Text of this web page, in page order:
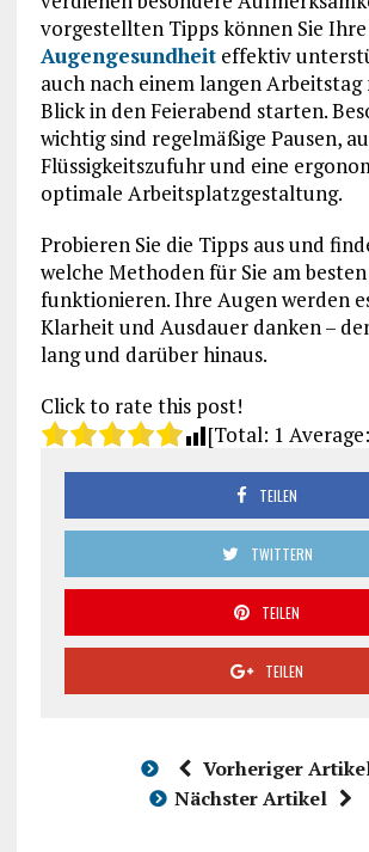
vorgestellten Tipps können Sie Ihre
Augengesundheiteffektiv
auch nach einem langen
Blick in den Feierabend starten.
wichtig sind regelmäßige Pausen,
Flüssigkeitszufuhr und eine
optimale Arbeitsplatzgestaltung.
Probieren Sie die Tipps aus und
welche Methoden für Sie am besten
funktionieren. Ihre Augen werden
Klarheit und Ausdauer danken –
lang und darüber hinaus.
Click to rate this post!
[Total: 1 Average:
TEILEN
TWITTERN
TEILEN
TEILEN
Vorheriger
Nächster Artikel